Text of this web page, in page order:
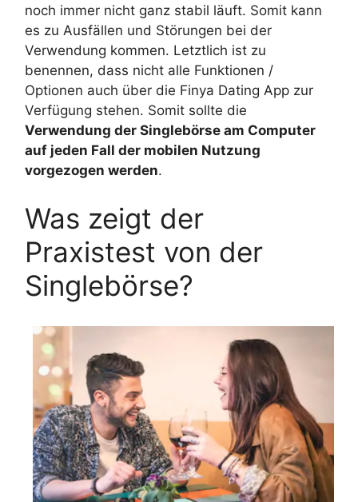
noch immer nicht ganz stabil läuft. Somit kann
es zu Ausfällen und Störungen bei der
Verwendung kommen. Letztlich ist zu
benennen, dass nicht alle Funktionen /
Optionen auch über die Finya Dating App zur
Verfügung stehen. Somit sollte die
Verwendung der Singlebörse am Computer
auf jeden Fall der mobilen Nutzung
vorgezogen werden.
Was zeigt der
Praxistest von der
Singlebörse?